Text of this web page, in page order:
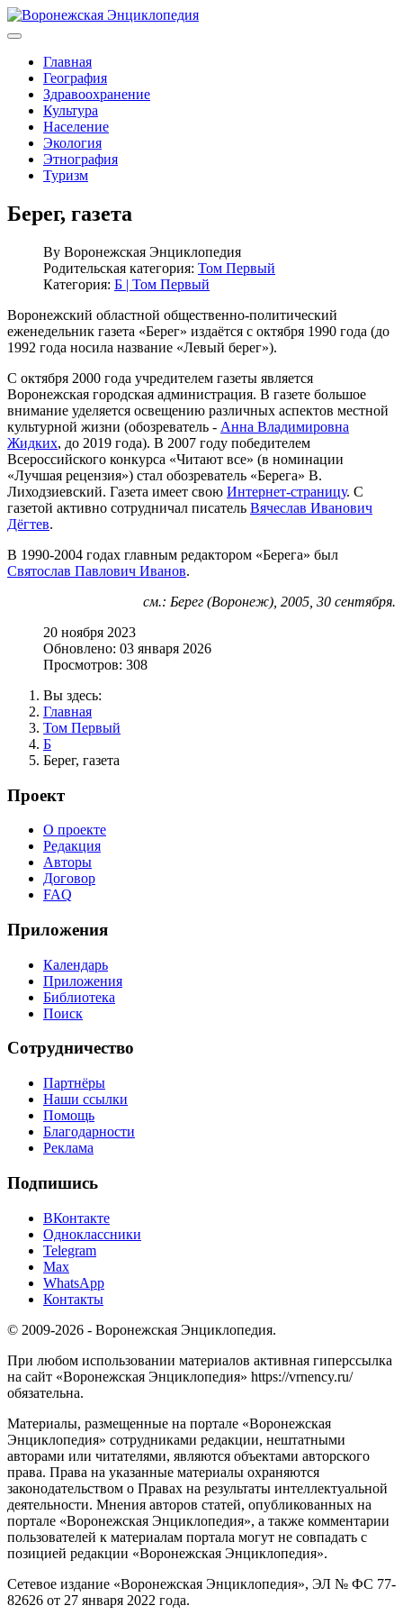
Главная
География
Здравоохранение
Культура
Население
Экология
Этнография
Туризм
Берег, газета
By Воронежская Энциклопедия
Родительская категория: Том Первый
Категория: Б | Том Первый
Воронежский областной общественно-политический
еженедельник газета «Берег» издаётся с октября 1990 года (до
1992 года носила название «Левый берег»).
С октября 2000 года учредителем газеты является
Воронежская городская администрация. В газете большое
внимание уделяется освещению различных аспектов местной
культурной жизни (обозреватель - Анна Владимировна
Жидких, до 2019 года). В 2007 году победителем
Всероссийского конкурса «Читают все» (в номинации
«Лучшая рецензия») стал обозреватель «Берега» В.
Лиходзиевский. Газета имеет свою Интернет-страницу. С
газетой активно сотрудничал писатель Вячеслав Иванович
Дёгтев.
В 1990-2004 годах главным редактором «Берега» был
Святослав Павлович Иванов.
см.: Берег (Воронеж), 2005, 30 сентября.
20 ноября 2023
Обновлено: 03 января 2026
Просмотров: 308
Вы здесь:
Главная
Том Первый
Б
Берег, газета
Проект
О проекте
Редакция
Авторы
Договор
FAQ
Приложения
Календарь
Приложения
Библиотека
Поиск
Сотрудничество
Партнёры
Наши ссылки
Помощь
Благодарности
Реклама
Подпишись
ВКонтакте
Одноклассники
Telegram
Max
WhatsApp
Контакты
© 2009-2026 - Воронежская Энциклопедия.
При любом использовании материалов активная гиперссылка
на сайт «Воронежская Энциклопедия» https://vrnency.ru/
обязательна.
Материалы, размещенные на портале «Воронежская
Энциклопедия» сотрудниками редакции, нештатными
авторами или читателями, являются объектами авторского
права. Права на указанные материалы охраняются
законодательством о Правах на результаты интеллектуальной
деятельности. Мнения авторов статей, опубликованных на
портале «Воронежская Энциклопедия», а также комментарии
пользователей к материалам портала могут не совпадать с
позицией редакции «Воронежская Энциклопедия».
Сетевое издание «Воронежская Энциклопедия», ЭЛ № ФС 77-
82626 от 27 января 2022 года.